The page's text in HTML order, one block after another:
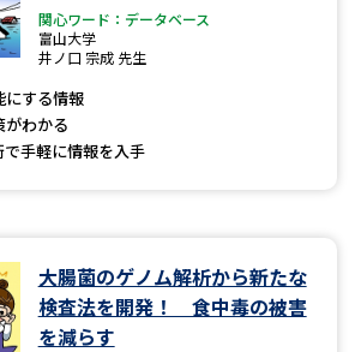
関心ワード：データベース
富山大学
井ノ口 宗成 先生
にする情報
がわかる
手軽に情報を入手
大腸菌のゲノム解析から新たな
検査法を開発！ 食中毒の被害
を減らす